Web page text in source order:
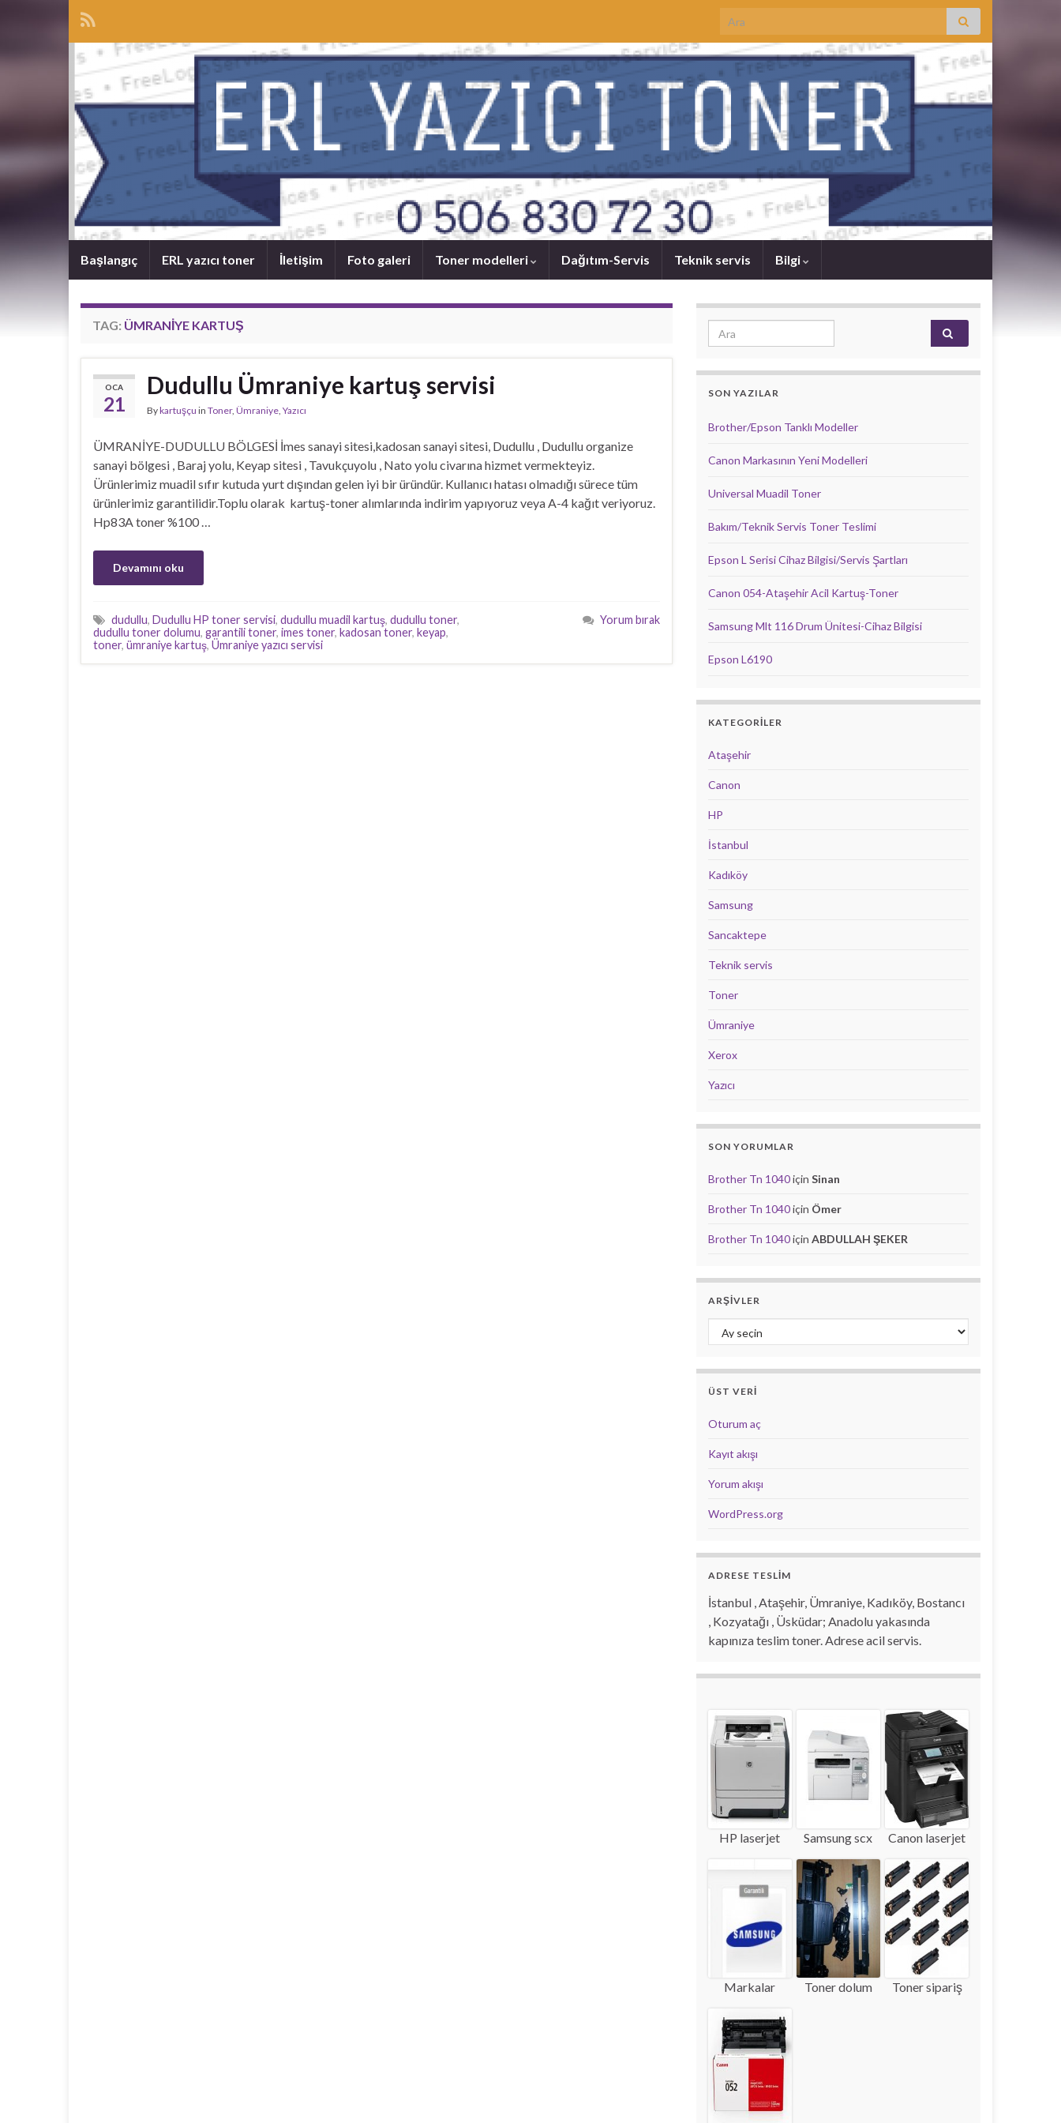
Search for:
Başlangıç ERL yazıcı toner İletişim Foto galeri Toner modelleri Dağıtım-Servis Teknik servis Bilgi
TAG: ÜMRANIYE KARTUŞ
OCA
21
Dudullu Ümraniye kartuş servisi
Bykartuşçu in Toner, Ümraniye, Yazıcı
ÜMRANİYE-DUDULLU BÖLGESİ İmes sanayi sitesi,kadosan sanayi sitesi, Dudullu , Dudullu organize
sanayi bölgesi , Baraj yolu, Keyap sitesi , Tavukçuyolu , Nato yolu civarına hizmet vermekteyiz.
Ürünlerimiz muadil sıfır kutuda yurt dışından gelen iyi bir üründür. Kullanıcı hatası olmadığı sürece tüm
ürünlerimiz garantilidir.Toplu olarak kartuş-toner alımlarında indirim yapıyoruz veya A-4 kağıt veriyoruz.
Hp83A toner %100 …
Devamını oku
dudullu, Dudullu HP toner servisi, dudullu muadil kartuş, dudullu toner,
dudullu toner dolumu, garantili toner, imes toner, kadosan toner, keyap,
toner, ümraniye kartuş, Ümraniye yazıcı servisi
Yorum bırak
Search for:
SON YAZILAR
Brother/Epson Tanklı Modeller
Canon Markasının Yeni Modelleri
Universal Muadil Toner
Bakım/Teknik Servis Toner Teslimi
Epson L Serisi Cihaz Bilgisi/Servis Şartları
Canon 054-Ataşehir Acil Kartuş-Toner
Samsung Mlt 116 Drum Ünitesi-Cihaz Bilgisi
Epson L6190
KATEGORILER
Ataşehir
Canon
HP
İstanbul
Kadıköy
Samsung
Sancaktepe
Teknik servis
Toner
Ümraniye
Xerox
Yazıcı
SON YORUMLAR
Brother Tn 1040için Sinan
Brother Tn 1040için Ömer
Brother Tn 1040için ABDULLAH ŞEKER
ARŞIVLER
Arşivler
ÜST VERI
Oturum aç
Kayıt akışı
Yorum akışı
WordPress.org
ADRESE TESLİM
İstanbul , Ataşehir, Ümraniye, Kadıköy, Bostancı
, Kozyatağı , Üsküdar; Anadolu yakasında
kapınıza teslim toner. Adrese acil servis.
HP laserjet Samsung scx Canon laserjet
Markalar Toner dolum Toner sipariş